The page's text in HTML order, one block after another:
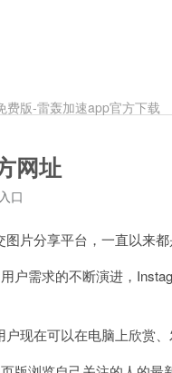
费版-雷轰加速app官方下载
网址
口
分享平台，一直以来都
需求的不断演进，
在可以在电脑上欣赏、